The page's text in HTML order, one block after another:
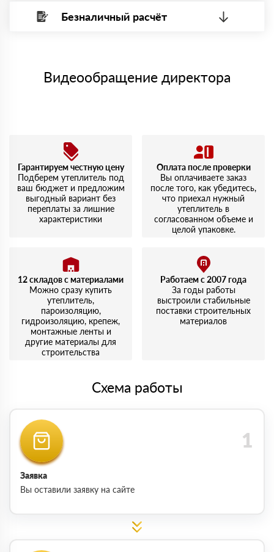
Минимальная сумма платежа — 1 рубль.
Вы можете оплатить наличными по факту приема
Безналичный расчёт
либо Вы забираете товар со склада самовывоза.
Видеообращение директора
Гарантируем честную цену
Подберем утеплитель под
ваш бюджет и предложим
выгодный вариант без
переплаты за лишние
характеристики
Оплата после проверки
Вы оплачиваете заказ
после того, как убедитесь,
что приехал нужный
утеплитель в
согласованном объеме и
целой упаковке.
12 складов с материалами
Можно сразу купить
утеплитель,
пароизоляцию,
гидроизоляцию, крепеж,
монтажные ленты и
другие материалы для
строительства
Работаем с 2007 года
За годы работы
выстроили стабильные
поставки строительных
материалов
Схема работы
Заявка
Вы оставили заявку на сайте